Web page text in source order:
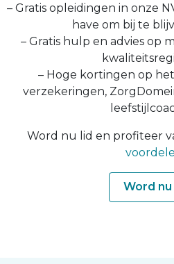
– Gratis opleidingen in onze
have om bij te
– Gratis hulp en advies op
– Hoge kortingen op
verzekeringen,
Word nu lid en profiteer
Word nu